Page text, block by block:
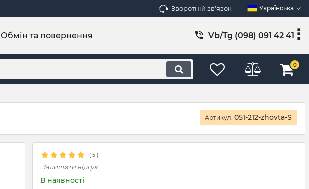
Зворотній зв'язок Українська
Обмін та повернення Vb/Tg (098) 091 42 41
0
Артикул: 051-212-zhovta-S
( 5 )
Залишити відгук
В наявності